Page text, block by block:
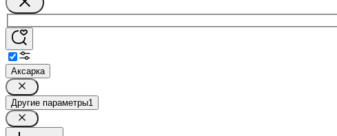
Аксарка
Другие параметры1